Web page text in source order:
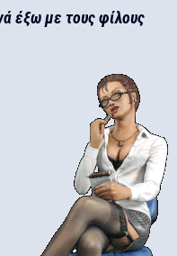
έξω με τους φίλους